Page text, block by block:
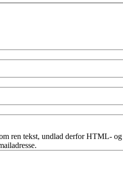
ren tekst, undlad derfor HTML-